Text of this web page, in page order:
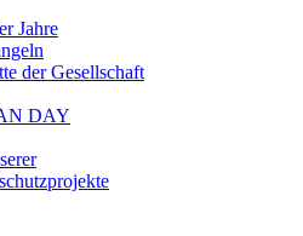
Jahre
der Gesellschaft
DAY